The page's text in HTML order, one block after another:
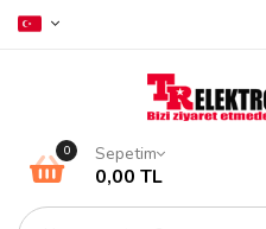
0 Sepetim
0,00 TL